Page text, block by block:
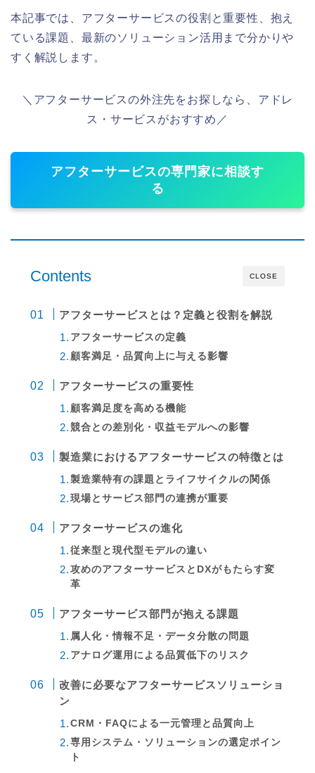
本記事では、アフターサービスの役割と重要性、抱え
ている課題、最新のソリューション活用まで分かりや
すく解説します。
＼アフターサービスの外注先をお探しなら、アドレ
ス・サービスがおすすめ／
アフターサービスの専門家に相談す
る
CLOSE
Contents
アフターサービスとは？定義と役割を解説
アフターサービスの定義
顧客満足・品質向上に与える影響
アフターサービスの重要性
顧客満足度を高める機能
競合との差別化・収益モデルへの影響
製造業におけるアフターサービスの特徴とは
製造業特有の課題とライフサイクルの関係
現場とサービス部門の連携が重要
アフターサービスの進化
従来型と現代型モデルの違い
攻めのアフターサービスとDXがもたらす変
革
アフターサービス部門が抱える課題
属人化・情報不足・データ分散の問題
アナログ運用による品質低下のリスク
改善に必要なアフターサービスソリューショ
ン
CRM・FAQによる一元管理と品質向上
専用システム・ソリューションの選定ポイン
ト